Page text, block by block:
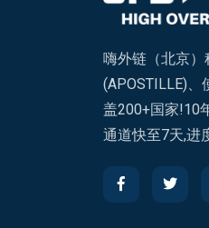
嗨外链（北京
(APOSTILLE)
盖200+国家!10
通道快至7天,进